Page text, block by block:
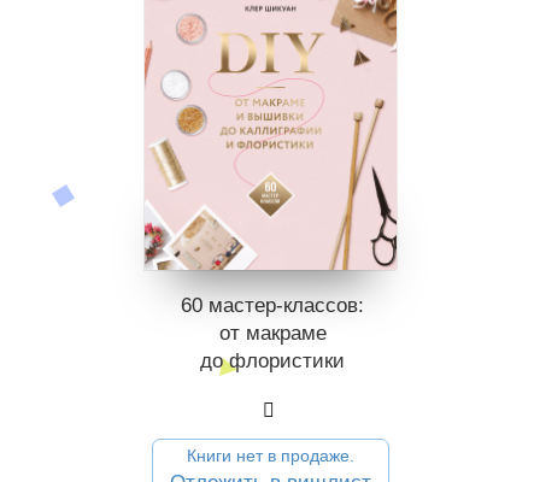
60 мастер-классов:
от макраме
до флористики
Книги нет в продаже.